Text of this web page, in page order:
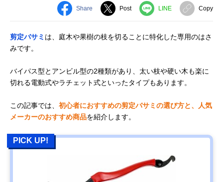
Share Post LINE Copy
剪定バサミ は、庭木や果樹の枝を切ることに特化した専用のはさ
みです。
バイパス型とアンビル型の2種類があり、太い枝や硬い木も楽に
切れる電動式やラチェット式といったタイプもあります。
この記事では、 初心者におすすめの剪定バサミの選び方と、人気
メーカーのおすすめ商品を紹介します。
PICK UP!